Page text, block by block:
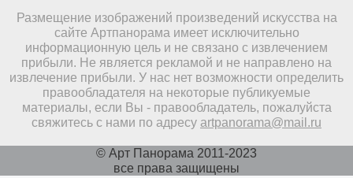
Размещение изображений произведений искусства на
сайте Артпанорама имеет исключительно
информационную цель и не связано с извлечением
прибыли. Не является рекламой и не направлено на
извлечение прибыли. У нас нет возможности определить
правообладателя на некоторые публикуемые
материалы, если Вы - правообладатель, пожалуйста
свяжитесь с нами по адресу artpanorama@mail.ru
© Арт Панорама 2011-2023
все права защищены